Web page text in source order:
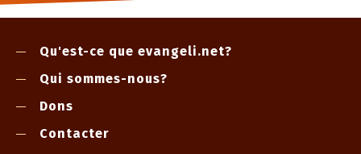
Qu'est-ce que evangeli.net?
Qui sommes-nous?
Dons
Contacter